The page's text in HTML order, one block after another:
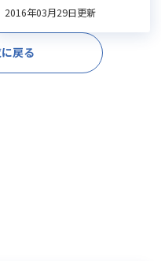
戻る
2016年03月29日更新